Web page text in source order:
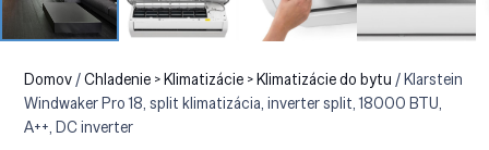
Domov/Chladenie > Klimatizácie > Klimatizácie do bytu / Klarstein
Windwaker Pro 18, split klimatizácia, inverter split, 18000 BTU,
A++, DC inverter